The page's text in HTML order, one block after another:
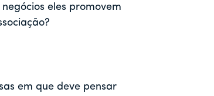
eles promovem
em que deve pensar